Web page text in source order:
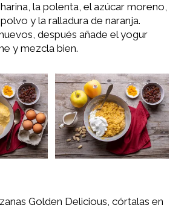
la polenta, el azúcar moreno,
y la ralladura de naranja.
después añade el yogur
y mezcla bien.
Golden Delicious, córtalas en